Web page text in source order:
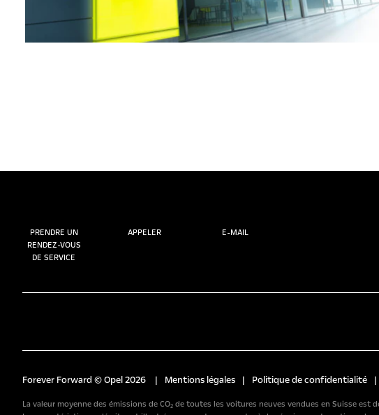
PRENDRE UN
RENDEZ-VOUS
DE SERVICE
APPELER E-MAIL
Forever Forward © Opel 2026 | Mentions légales | Politique de confidentialité |
La valeur moyenne des émissions de CO₂ de toutes les voitures neuves vendues en Suisse est